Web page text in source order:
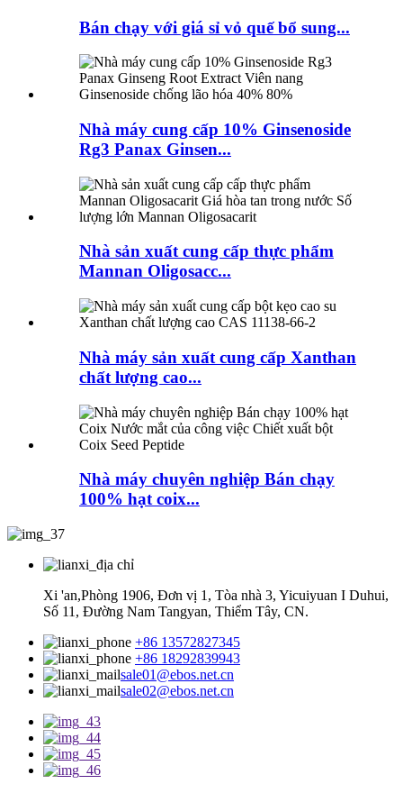
Bán chạy với giá sỉ vỏ quế bổ sung...
Nhà máy cung cấp 10% Ginsenoside
Rg3 Panax Ginsen...
Nhà sản xuất cung cấp thực phẩm
Mannan Oligosacc...
Nhà máy sản xuất cung cấp Xanthan
chất lượng cao...
Nhà máy chuyên nghiệp Bán chạy
100% hạt coix...
Xi 'an,Phòng 1906, Đơn vị 1, Tòa nhà 3, Yicuiyuan I Duhui,
Số 11, Đường Nam Tangyan, Thiểm Tây, CN.
+86 13572827345
+86 18292839943
sale01@ebos.net.cn
sale02@ebos.net.cn